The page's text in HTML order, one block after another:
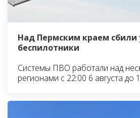
Над Пермским краем сбили
беспилотники
Системы ПВО работали над
регионами с 22:00 6 августа до